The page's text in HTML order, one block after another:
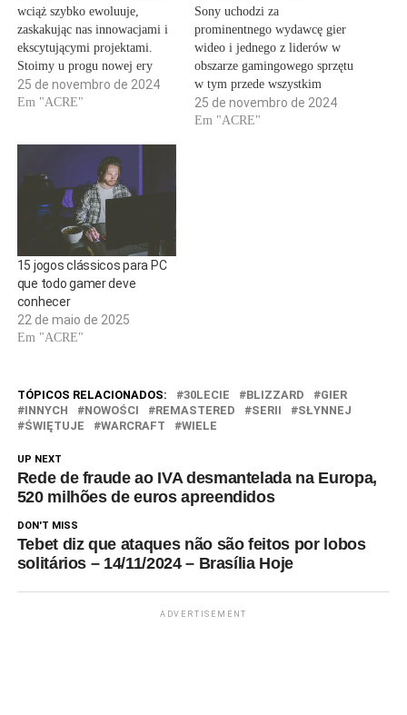
wciąż szybko ewoluuje,
zaskakując nas innowacjami i
ekscytującymi projektami.
Stoimy u progu nowej ery
cyfrowej rozrywki, w której
granice między
zacierają. Lata 2024-2025
zapowiadają się szczególnie
pracowicie dla graczy na
wszystkich platformach - od
urządzeń mobilnych po
wysokowydajne komputery
PC…
25 de novembro de 2024
Em "ACRE"
Sony uchodzi za
prominentnego wydawcę gier
wideo i jednego z liderów w
obszarze gamingowego sprzętu
w tym przede wszystkim
konsol do grania. Wydaje się,
że tak prosperujący gigant
25 de novembro de 2024
Em "ACRE"
15 jogos clássicos para PC
que todo gamer deve
conhecer
22 de maio de 2025
Em "ACRE"
TÓPICOS RELACIONADOS: 30LECIE BLIZZARD
GIER
INNYCH
NOWOŚCI REMASTERED SERII
SŁYNNEJ
ŚWIĘTUJE
WARCRAFT WIELE
UP NEXT
Rede de fraude ao IVA desmantelada na Europa,
520 milhões de euros apreendidos
DON'T MISS
Tebet diz que ataques não são feitos por lobos
solitários – 14/11/2024 – Brasília Hoje
ADVERTISEMENT